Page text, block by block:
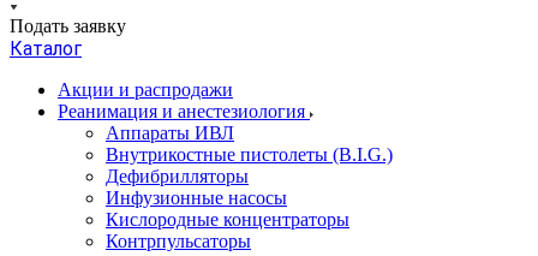
Подать заявку
Каталог
Акции и распродажи
Реанимация и анестезиология
Аппараты ИВЛ
Внутрикостные пистолеты (B.I.G.)
Дефибрилляторы
Инфузионные насосы
Кислородные концентраторы
Контрпульсаторы